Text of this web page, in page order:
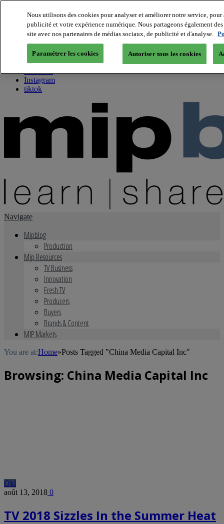
About us
Twitter
Facebook
Youtube
Instagram
tiktok
Navigate
Mipblog
Production
Mip Resources
TV Business
Innovation
Fresh TV
Producers
Buyers
Brands & Content
MIP Markets
You are at:Home»Posts Tagged "China Media Capital Inc"
Browsing: China Media Capital Inc
Old
août 13, 2018 0
TV 2018 Sizzles In the Summer Heat
Nous utilisons des cookies pour analyser et améliorer notre service,
publicité et votre expérience numérique. Nous partageons également
site avec nos partenaires de médias sociaux, de publicité et d'analyse.
Paramétrer les cookies Autoriser tous les cookies